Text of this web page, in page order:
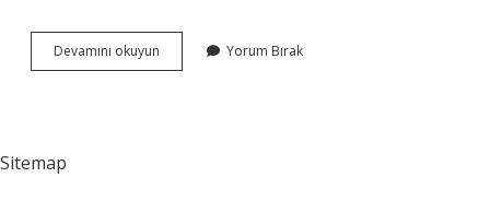
Devamını okuyun
Biber
Yorum Bırak
Sitemap